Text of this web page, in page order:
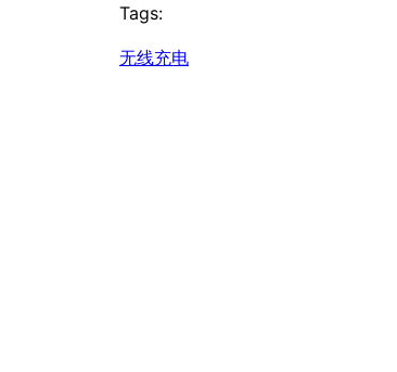
Tags:
无线充电